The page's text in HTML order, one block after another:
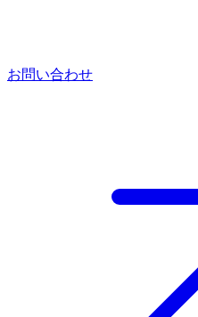
お問い合わせ